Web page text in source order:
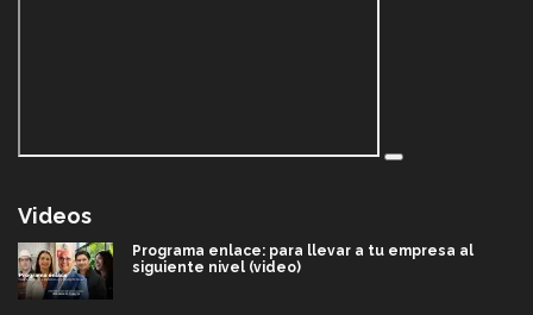
Videos
Programa enlace: para llevar a tu empresa al
siguiente nivel (video)